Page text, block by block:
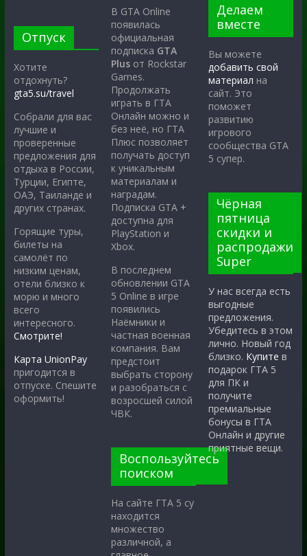
Отпуск
Хотите
отдохнуть?
gta5.su/travel
Собрали для вас
лучшие и
проверенные
предложения для
отдыха в России,
Турции, Египте,
ОАЭ, Таиланде и
других странах.
Горящие туры,
билеты на
самолёт по
низким ценам,
отели близко к
морю и много
всего
интересного.
Смотрите!
Карта UnionPay
пригодится в
отпуске. Спешите
оформить!
В GTA Online
появилась
официальная
подписка GTA
Plus от Rockstar
Games.
Продолжать
играть в ГТА
Онлайн можно и
без неё, но ГТА
Плюс позволяет
получать доступ
к уникальным
материалам и
наградам.
Подписка GTA +
доступна для
PlayStation и
Xbox.
В последнем
обновлении GTA
5 Online в игре
появились
Наёмники и
частная военная
компания. Вам
предстоит
выбрать сторону
и разобраться с
возросшей силой
ЧВК.
Воспользуйтесь
поиском
На сайте ГТА 5 су
находится
множество
различной, а
Делаем
вместе
Вы можете
добавить свой
материал на
сайт. Это
поможет
развитию
игрового
сообщества GTA
5 супер.
Чёрная
пятница
скидки и
распродажи
Super
У нас всегда есть
выгодные
предложения.
Убедитесь в этом
лично. Новый год
близко. Купите в
подарок ГТА 5
для ПК и
получите
премиальные
бонусы в ГТА
Онлайн и другие
приятные вещи.